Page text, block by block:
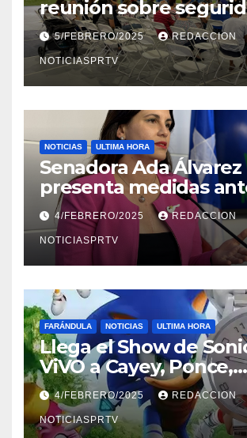
reunión sobre
Reparto
5/FEBRERO/2025 REDACCION
NOTICIASPRTV
NOTICIAS ULTIMA HORA
Senadora Ada Álvarez
presenta medidas
violencia en el
4/FEBRERO/2025 REDACCION
NOTICIASPRTV
FARÁNDULA NOTICIAS ULTIMA HORA
Llega el Show de
ViVO a Cayey, Ponce,
Barceloneta y
Relojes gratis para el
compre ahora….
4/FEBRERO/2025 REDACCION
NOTICIASPRTV